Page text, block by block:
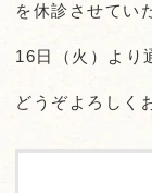
を休診させてい
16日（火）より
どうぞよろしく